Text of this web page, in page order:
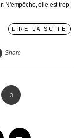
N'empêche, elle est trop
LIRE LA SUITE
Share
3